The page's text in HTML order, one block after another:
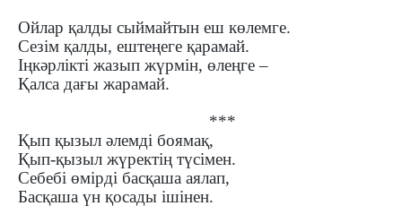
Ойлар қалды сыймайтын еш көлемге.
Сезім қалды, ештеңеге қарамай.
Іңкәрлікті жазып жүрмін, өлеңге –
Қалса дағы жарамай.
***
Қып қызыл әлемді боямақ,
Қып-қызыл жүректің түсімен.
Себебі өмірді басқаша аялап,
Басқаша үн қосады ішінен.